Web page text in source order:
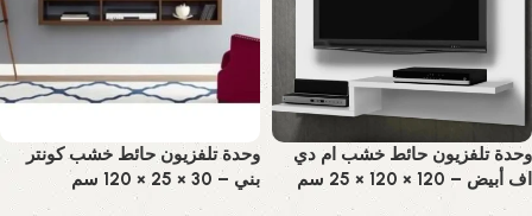
وحدة تلفزيون حائط خشب ام دي
اف أبيض – 120 × 120 × 25 سم
وحدة تلفزيون حائط خشب كونتر
بني – 30 × 25 × 120 سم